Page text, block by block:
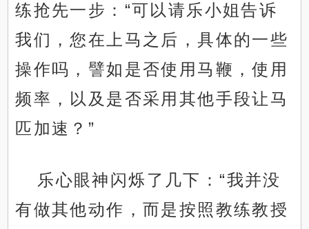
练抢先一步：“可以请乐小姐告诉
我们，您在上马之后，具体的一些
操作吗，譬如是否使用马鞭，使用
频率，以及是否采用其他手段让马
匹加速？”
乐心眼神闪烁了几下：“我并没
有做其他动作，而是按照教练教授